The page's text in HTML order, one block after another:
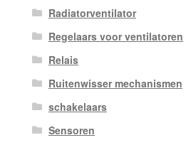
Radiatorventilator
Regelaars voor ventilatoren
Relais
Ruitenwisser mechanismen
schakelaars
Sensoren